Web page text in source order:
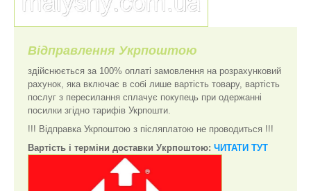
Відправлення Укрпоштою
здійснюється за 100% оплаті замовлення на розрахунковий
рахунок, яка включає в собі лише вартість товару, вартість
послуг з пересилання сплачує покупець при одержанні
посилки згідно тарифів Укрпошти.
!!! Відправка Укрпоштою з післяплатою не проводиться !!!
Вартість і терміни доставки Укрпоштою: ЧИТАТИ ТУТ